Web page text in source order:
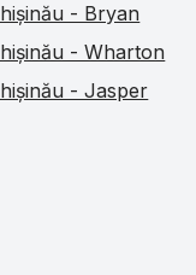
- Bryan
- Wharton
- Jasper